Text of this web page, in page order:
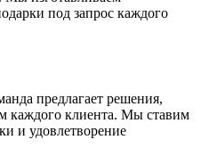
под запрос каждого
предлагает решения,
каждого клиента. Мы ставим
и удовлетворение